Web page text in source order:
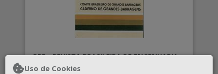
RBE - REVISTA BRASILEIRA DE ENGENHARIA -
V1 Nº 1
Uso de Cookies